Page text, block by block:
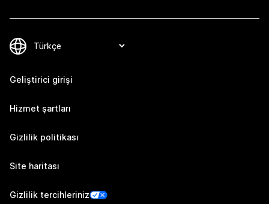
Geliştirici girişi
Hizmet şartları
Gizlilik politikası
Site haritası
Gizlilik tercihleriniz